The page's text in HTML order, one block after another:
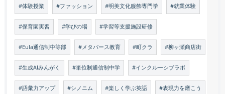
#体験授業 #ファッション #明美文化服飾専門学 #就業体験
#保育園実習 #学びの場 #学習等支援施設研修
#Eula通信制中等部 #メタバース教育 #町クラ #柳ヶ瀬商店街
#生成AIみんがく #単位制通信制中学 #インクルーシブラボ
#語彙力アップ #シノニム #楽しく学ぶ英語 #表現力を磨こう